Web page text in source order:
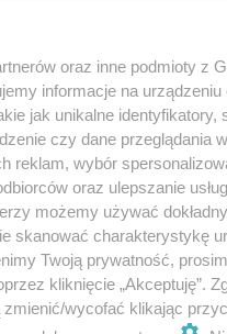
oraz inne podmioty z
informacje na urządzeniu
jak unikalne identyfikatory,
czy dane przeglądania
reklam, wybór
oraz ulepszanie
możemy używać
skanować charakterystykę
Twoją prywatność,
kliknięcie „Akceptuję”.
wycofać klikając